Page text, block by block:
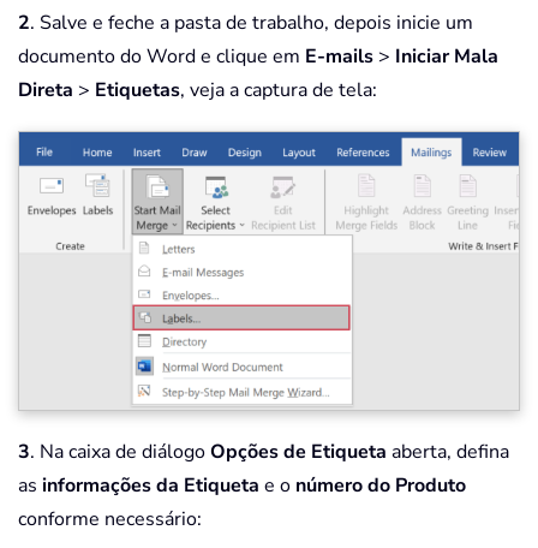
2. Salve e feche a pasta de trabalho, depois inicie um
documento do Word e clique em E-mails > Iniciar Mala
Direta > Etiquetas, veja a captura de tela:
3. Na caixa de diálogoOpções de Etiqueta aberta, defina
as informações da Etiqueta e o número do Produto
conforme necessário: